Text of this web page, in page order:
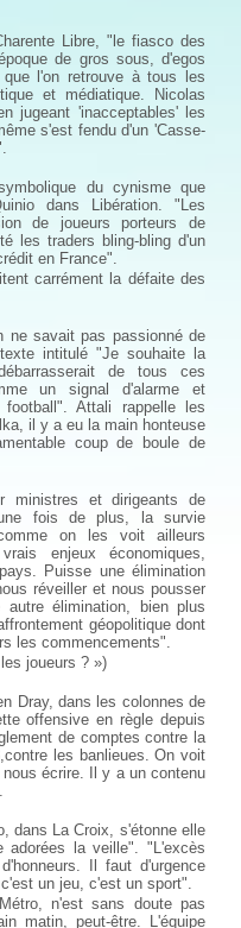
Libre, "le fiasco des
de gros sous, d'egos
que l'on retrouve à tous les
et médiatique. Nicolas
jugeant 'inacceptables' les
s'est fendu d'un 'Casse-
du cynisme que
dans Libération. "Les
de joueurs porteurs de
les traders bling-bling d'un
en France".
carrément la défaite des
ne savait pas passionné de
intitulé "Je souhaite la
de tous ces
un signal d'alarme et
Attali rappelle les
il y a eu la main honteuse
coup de boule de
ministres et dirigeants de
une fois de plus, la survie
on les voit ailleurs
enjeux économiques,
Puisse une élimination
réveiller et nous pousser
élimination, bien plus
géopolitique dont
les commencements".
joueurs ? »)
Dray, dans les colonnes de
offensive en règle depuis
de comptes contre la
les banlieues. On voit
écrire. Il y a un contenu
dans La Croix, s'étonne elle
adorées la veille". "L'excès
Il faut d'urgence
un jeu, c'est un sport".
n'est sans doute pas
matin, peut-être. L'équipe